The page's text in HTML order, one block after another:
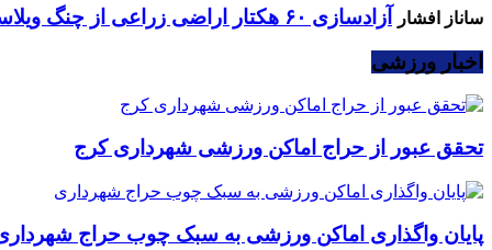
ساناز افشار
آزادسازی ۶۰ هکتار اراضی زراعی از چنگ ویلاسازان
اخبار ورزشی
تحقق عبور از حراج اماکن ورزشی شهرداری کرج
پایان واگذاری اماکن ورزشی به سبک چوب حراج